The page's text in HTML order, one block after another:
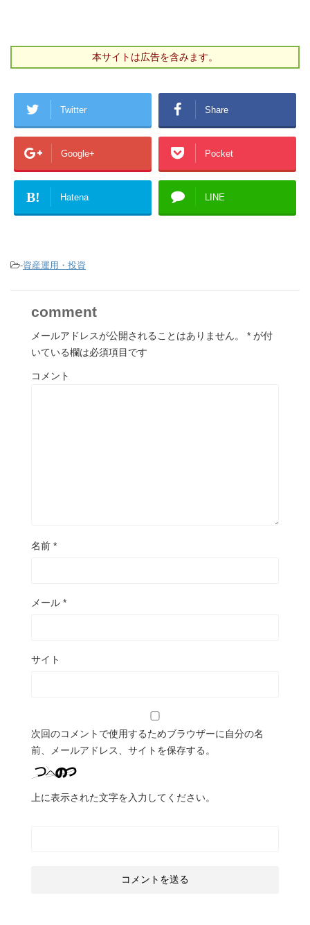
本サイトは広告を含みます。
Twitter Share
Google+ Pocket
B! Hatena LINE
-資産運用・投資
comment
メールアドレスが公開されることはありません。 * が付
いている欄は必須項目です
コメント
名前 *
メール *
サイト
次回のコメントで使用するためブラウザーに自分の名
前、メールアドレス、サイトを保存する。
上に表示された文字を入力してください。